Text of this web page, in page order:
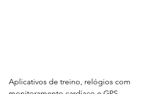
Aplicativos de treino, relógios com